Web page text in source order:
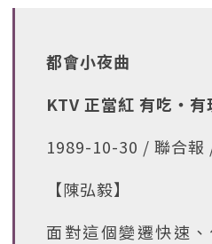
都會小夜曲
KTV 正當紅 有吃‧
1989-10-30 / 聯合報
【陳弘毅】
面對這個變遷快速